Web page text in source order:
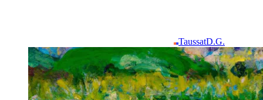
TaussatD.G.